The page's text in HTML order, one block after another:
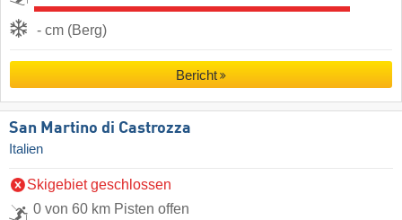
- cm (Berg)
Bericht
San Martino di Castrozza
Italien
Skigebiet geschlossen
0 von 60 km Pisten offen